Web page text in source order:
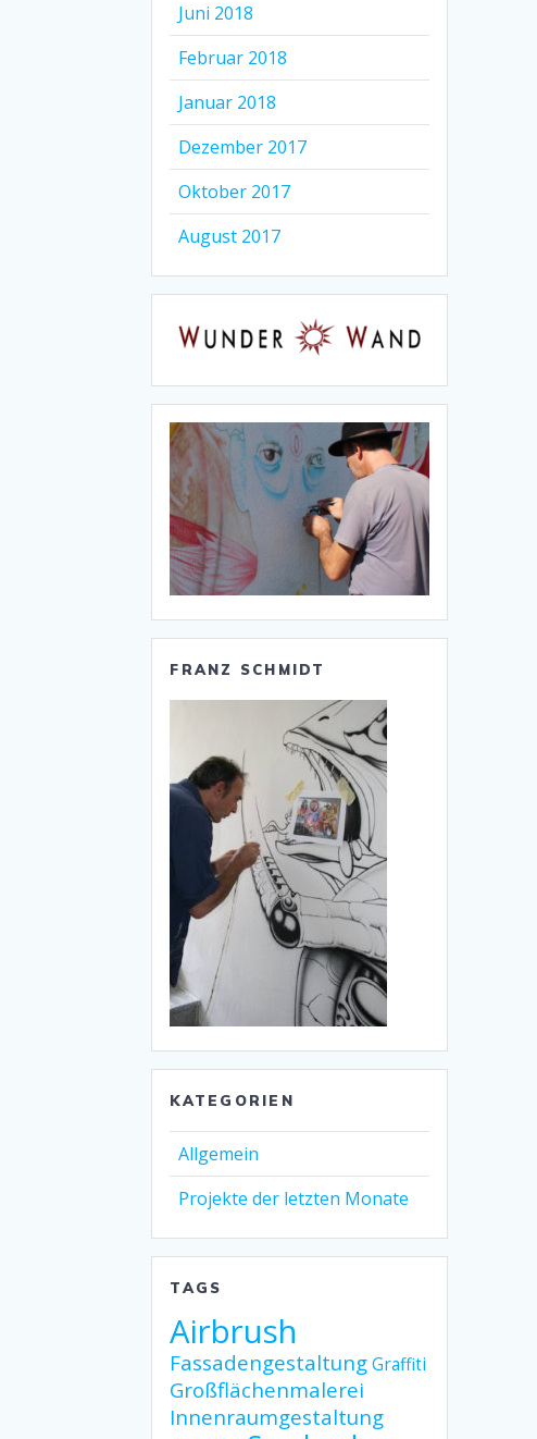
Juni 2018
Februar 2018
Januar 2018
Dezember 2017
Oktober 2017
August 2017
FRANZ SCHMIDT
KATEGORIEN
Allgemein
Projekte der letzten Monate
TAGS
Airbrush
FassadengestaltungGraffiti
Großflächenmalerei
Innenraumgestaltung